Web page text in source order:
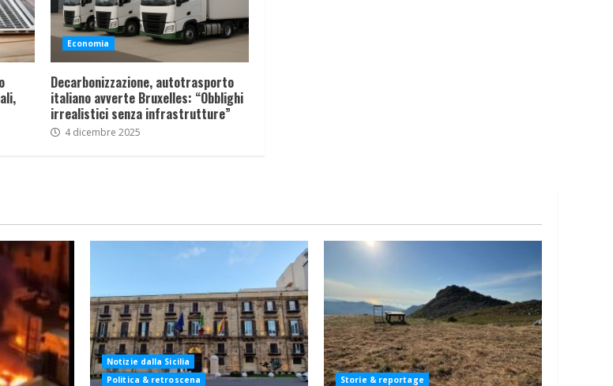
Economia
Decarbonizzazione, autotrasporto
italiano avverte Bruxelles: “Obblighi
irrealistici senza infrastrutture”
4 dicembre 2025
Notizie dalla Sicilia
Politica & retroscena
Storie & reportage